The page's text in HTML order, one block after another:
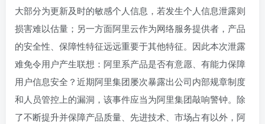
大部分为更新及时的敏感个人信息，若发生个人信息泄露则
损害难以估量；另一方面阿里云作为网络服务提供者，产品
的安全性、保障性特征远远重要于其他特征。因此本次泄露
难免令用户产生联想：阿里系产品是否有意愿、有能力保障
用户信息安全？近期阿里集团屡次暴露出公司内部规章制度
和人员管控上的漏洞，该事件应当为阿里集团敲响警钟。除
了不断提升并保障产品质量、先进技术、市场占有以外，阿